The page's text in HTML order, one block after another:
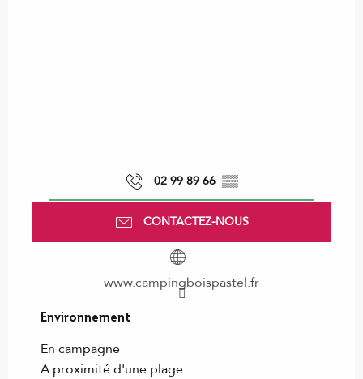
02 99 89 66 ▒▒
CONTACTEZ-NOUS
www.campingboispastel.fr
Environnement
Environnement
En campagne
A proximité d'une plage